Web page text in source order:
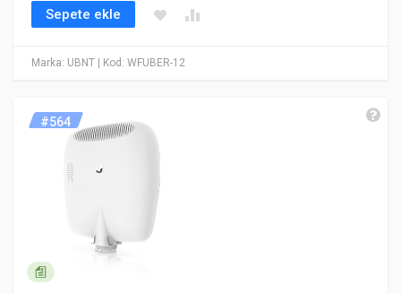
Marka: UBNT | Kod: WFUBER-12
Sepete ekle
#564